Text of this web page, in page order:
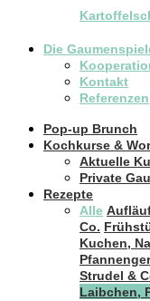
Die
Kontakt
Referenzen
Pop-up Brunch
Kochkurse &
Aktuelle
Private
Rezepte
Alle
Co.
Kuchen,
Strudel &
Laibchen,